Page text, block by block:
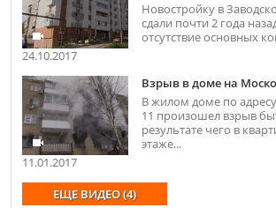
Новостройку в
сдали почти 2 года
отсутствие основных
24.10.2017
Взрыв в доме на
В жилом доме по
11 произошел взрыв
результате чего в
этаже...
11.01.2017
ЕЩЕ ВИДЕО (4)